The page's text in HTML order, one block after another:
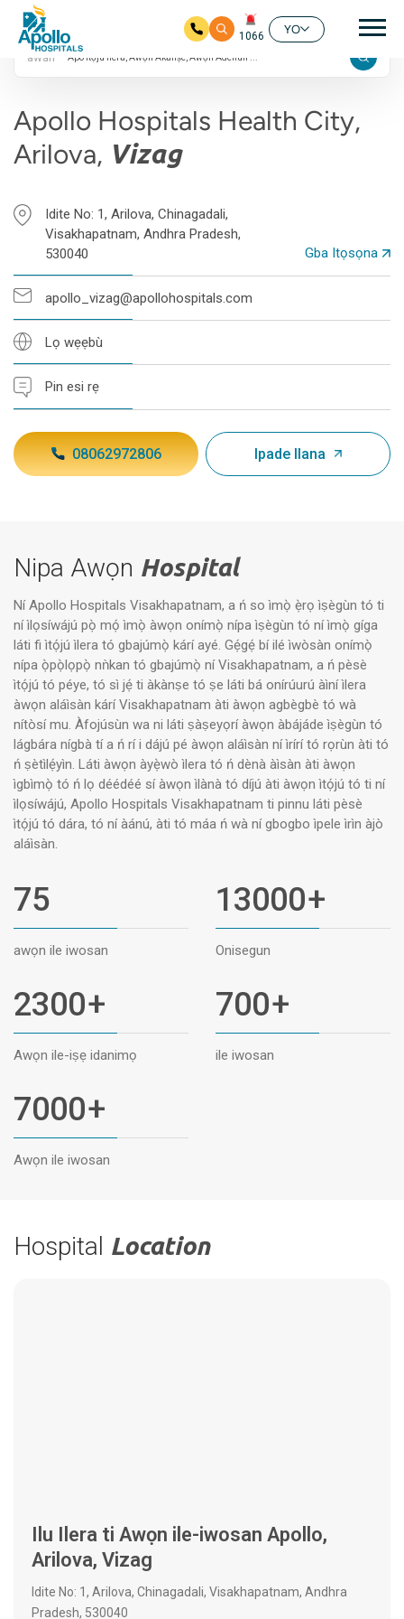
Rekọja si akọkọ akoonu
1066
YO
márùn-ún
àwárí
Apollo Hospitals Health City,
Arilova, Vizag
Idite No: 1, Arilova, Chinagadali,
Visakhapatnam, Andhra Pradesh,
530040
Gba Itọsọna
apollo_vizag@apollohospitals.com
Lọ wẹẹbù
Pin esi rẹ
08062972806 Ipade Ilana
Nipa Awọn Hospital
Ní Apollo Hospitals Visakhapatnam, a ń so ìmọ̀ ẹ̀rọ ìṣègùn tó ti
ní ìlọsíwájú pọ̀ mọ́ ìmọ̀ àwọn onímọ̀ nípa ìṣègùn tó ní ìmọ̀ gíga
láti fi ìtọ́jú ìlera tó gbajúmọ̀ kárí ayé. Gẹ́gẹ́ bí ilé ìwòsàn onímọ̀
nípa ọ̀pọ̀lọpọ̀ nǹkan tó gbajúmọ̀ ní Visakhapatnam, a ń pèsè
ìtọ́jú tó péye, tó sì jẹ́ ti àkànṣe tó ṣe láti bá onírúurú àìní ìlera
àwọn aláìsàn kárí Visakhapatnam àti àwọn agbègbè tó wà
nítòsí mu. Àfojúsùn wa ni láti ṣàṣeyọrí àwọn àbájáde ìṣègùn tó
lágbára nígbà tí a ń rí i dájú pé àwọn aláìsàn ní ìrírí tó rọrùn àti tó
ń ṣètìlẹ́yìn. Láti àwọn àyẹ̀wò ìlera tó ń dènà àìsàn àti àwọn
ìgbìmọ̀ tó ń lọ déédéé sí àwọn ìlànà tó díjú àti àwọn ìtọ́jú tó ti ní
ìlọsíwájú, Apollo Hospitals Visakhapatnam ti pinnu láti pèsè
ìtọ́jú tó dára, tó ní àánú, àti tó máa ń wà ní gbogbo ìpele ìrìn àjò
aláìsàn.
75
awọn ile iwosan
13000+
Onisegun
2300+
Awọn ile-iṣẹ idanimọ
700+
ile iwosan
7000+
Awọn ile iwosan
Hospital Location
Ilu Ilera ti Awọn ile-iwosan Apollo,
Arilova, Vizag
Idite No: 1, Arilova, Chinagadali, Visakhapatnam, Andhra
Pradesh, 530040